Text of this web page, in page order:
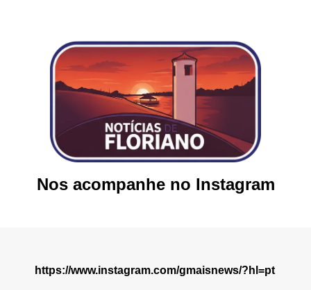
Nos acompanhe no Instagram
https://www.instagram.com/gmaisnews/?hl=pt